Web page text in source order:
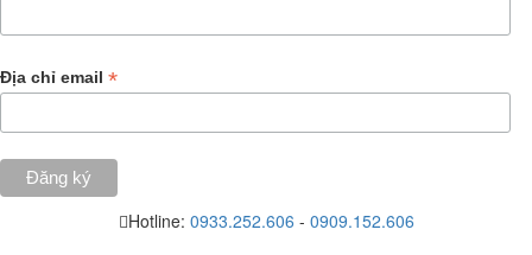
Địa chỉ email *
Hotline: 0933.252.606 - 0909.152.606